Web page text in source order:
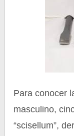
Para conocer
masculino,
“scisellum”,